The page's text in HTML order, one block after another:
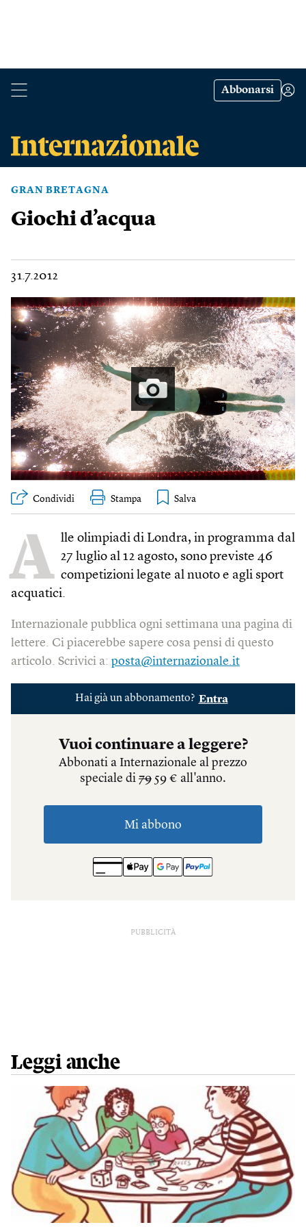
Abbonarsi
GRAN BRETAGNA
Giochi d’acqua
31.7.2012
Condividi Stampa
A lle olimpiadi di Londra, in programma dal
27 luglio al 12 agosto, sono previste 46
competizioni legate al nuoto e agli sport
acquatici.
Internazionale pubblica ogni settimana una pagina di
lettere. Ci piacerebbe sapere cosa pensi di questo
articolo. Scrivici a: posta@internazionale.it
PUBBLICITÀ
Leggi anche